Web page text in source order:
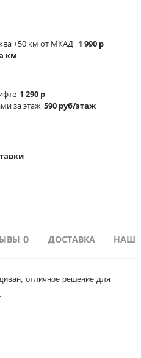
+50 км от МКАД 1 990 р
км
1 290 р
за этаж 590 руб/этаж
0 ДОСТАВКА
отличное решение для